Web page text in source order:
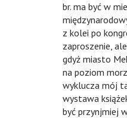
br. ma być w
z kolei po
zaproszenie,
gdyż miasto
na poziom
wyklucza mój
wystawa
być przynjmiej